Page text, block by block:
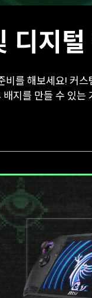
디지
를 해보세요! 커
지를 만들 수 있는